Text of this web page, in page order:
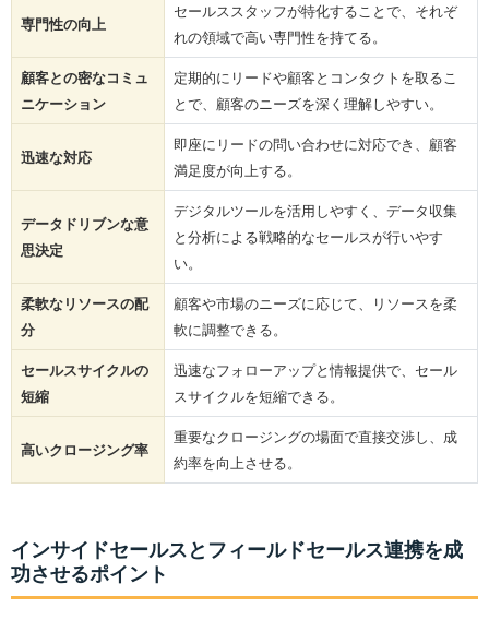
専門性の向上
セールススタッフが特化することで、それぞ
れの領域で高い専門性を持てる。
顧客との密なコミュ
ニケーション
定期的にリードや顧客とコンタクトを取るこ
とで、顧客のニーズを深く理解しやすい。
迅速な対応
即座にリードの問い合わせに対応でき、顧客
満足度が向上する。
データドリブンな意
思決定
デジタルツールを活用しやすく、データ収集
と分析による戦略的なセールスが行いやす
い。
柔軟なリソースの配
分
顧客や市場のニーズに応じて、リソースを柔
軟に調整できる。
セールスサイクルの
短縮
迅速なフォローアップと情報提供で、セール
スサイクルを短縮できる。
高いクロージング率
重要なクロージングの場面で直接交渉し、成
約率を向上させる。
インサイドセールスとフィールドセールス連携を成
功させるポイント